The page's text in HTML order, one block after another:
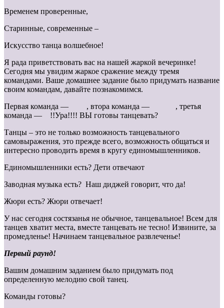
Временем проверенные,
Старинные, современные –
Искусство танца волшебное!
Я рада приветствовать вас на нашей жаркой вечеринке!
Сегодня мы увидим жаркое сражение между тремя
командами. Ваше домашнее задание было придумать название
своим командам, давайте познакомимся.
Первая команда — , втора команда — , третья
команда — !!Ура!!!! ВЫ готовы танцевать?
Танцы – это не только возможность танцевального
самовыражения, это прежде всего, возможность общаться и
интересно проводить время в кругу единомышленников.
Единомышленники есть? Дети отвечают
Заводная музыка есть? Наш диджей говорит, что да!
Жюри есть? Жюри отвечает!
У нас сегодня состязанья не обычное, танцевальное! Всем для
танцев хватит места, вместе танцевать не тесно! Извините, за
промедленье! Начинаем танцевальное развлеченье!
Первый раунд!
Вашим домашним заданием было придумать под
определенную мелодию свой танец.
Команды готовы?